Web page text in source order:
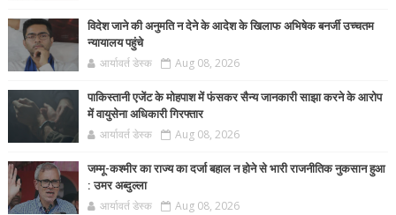
विदेश जाने की अनुमति न देने के आदेश के खिलाफ अभिषेक बनर्जी उच्चतम
न्यायालय पहुंचे
आर्यावर्त डेस्क Aug 08, 2026
पाकिस्तानी एजेंट के मोहपाश में फंसकर सैन्य जानकारी साझा करने के आरोप
में वायुसेना अधिकारी गिरफ्तार
आर्यावर्त डेस्क Aug 08, 2026
जम्मू-कश्मीर का राज्य का दर्जा बहाल न होने से भारी राजनीतिक नुकसान हुआ
: उमर अब्दुल्ला
आर्यावर्त डेस्क Aug 08, 2026